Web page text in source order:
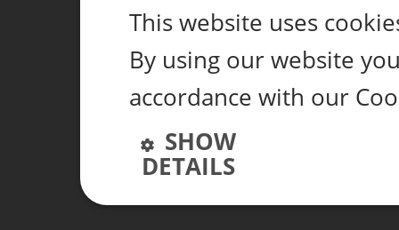
This website uses
By using our website
accordance with our
SHOW
DETAILS